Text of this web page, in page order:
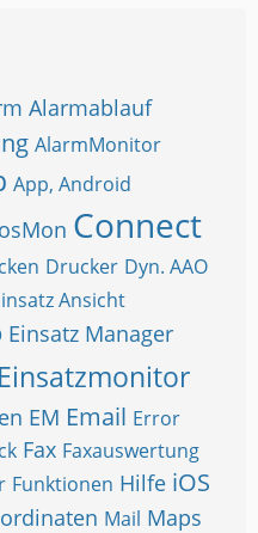
Alarmablauf
AlarmMonitor
App, Android
Connect
Drucker Dyn. AAO
Ansicht
Einsatz Manager
Einsatzmonitor
EM Email Error
Fax Faxauswertung
Funktionen Hilfe iOS
Mail Maps